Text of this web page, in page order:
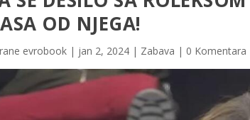
OD NJEGA!
evrobook | jan 2, 2024 | Zabava | 0 Komentara